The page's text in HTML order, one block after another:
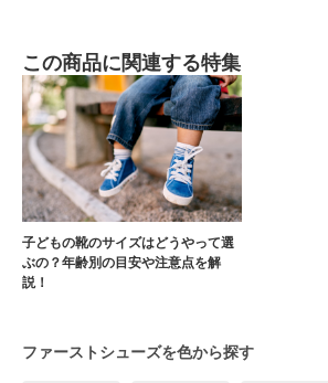
この商品に関連する特集
子どもの靴のサイズはどうやって選
ぶの？年齢別の目安や注意点を解
説！
ファーストシューズを色から探す